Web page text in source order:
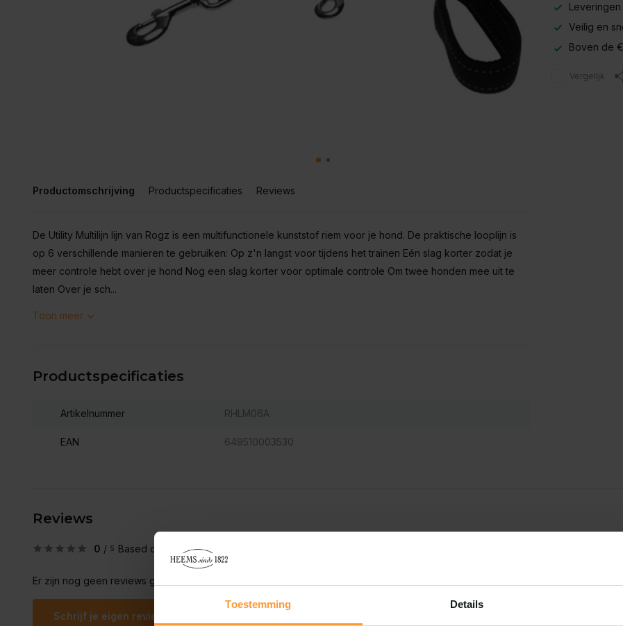
Toestemming Details
Productomschrijving Productspecificaties Reviews
De Utility Multilijn lijn van Rogz is een multifunctionele kunststof riem voor je hond. De praktische looplijn is
op 6 verschillende manieren te gebruiken: Op z'n langst voor tijdens het trainen Eén slag korter zodat je
meer controle hebt over je hond Nog een slag korter voor optimale controle Om twee honden mee uit te
laten Over je sch...
Toon meer
Productspecificaties
Artikelnummer RHLM06A
EAN 649510003530
Veilig en
Boven de
Vergelijk
Reviews
0 / 5 Based on 0 reviews
Er zijn nog geen reviews geschreven over dit product..
Schrijf je eigen review